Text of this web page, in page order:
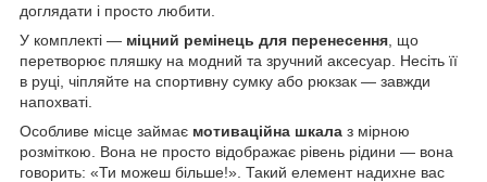
доглядати і просто любити.
У комплекті — міцний ремінець для перенесення , що
перетворює пляшку на модний та зручний аксесуар. Несіть її
в руці, чіпляйте на спортивну сумку або рюкзак — завжди
напохваті.
Особливе місце займає мотиваційна шкала з мірною
розміткою. Вона не просто відображає рівень рідини — вона
говорить: «Ти можеш більше!». Такий елемент надихне вас